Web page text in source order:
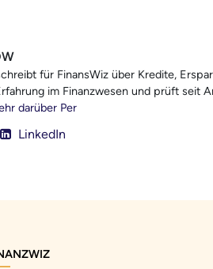
für FinansWiz über Kredite,
im Finanzwesen und prüft seit
darüber Per
LinkedIn